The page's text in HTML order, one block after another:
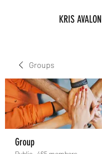
KRIS AVALON
Groups
Group